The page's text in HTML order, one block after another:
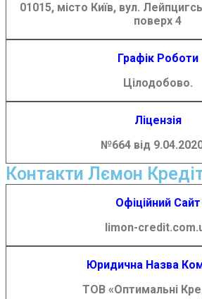
01015, місто Київ, вул.
поверх 4
Графік Роботи
Цілодобово.
Ліцензія
№664 від
Контакти Лємон
Офіційний Сайт
limon-
Юридична Назва
ТОВ «Оптимальні